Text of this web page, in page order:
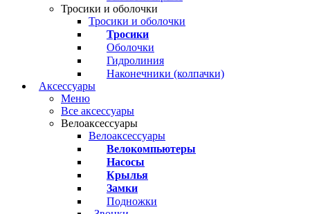
Тросики и оболочки
Тросики и оболочки
Тросики
Оболочки
Гидролиния
Наконечники (колпачки)
Аксессуары
Меню
Все аксессуары
Велоаксессуары
Велоаксессуары
Велокомпьютеры
Насосы
Крылья
Замки
Подножки